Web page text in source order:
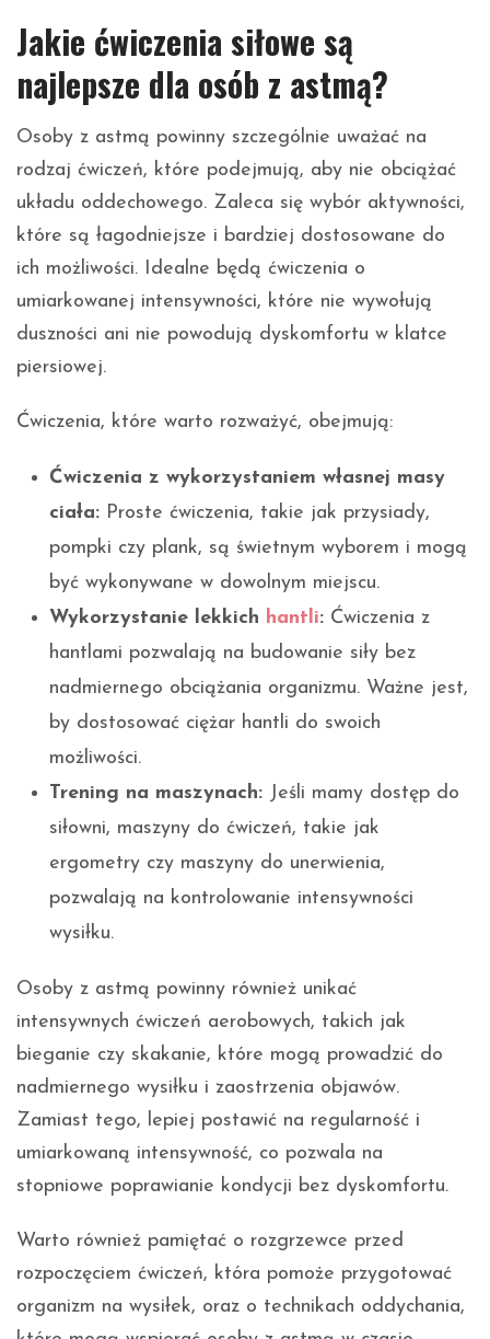
Jakie ćwiczenia siłowe są
najlepsze dla osób z astmą?
Osoby z astmą powinny szczególnie uważać na
rodzaj ćwiczeń, które podejmują, aby nie obciążać
układu oddechowego. Zaleca się wybór aktywności,
które są łagodniejsze i bardziej dostosowane do
ich możliwości. Idealne będą ćwiczenia o
umiarkowanej intensywności, które nie wywołują
duszności ani nie powodują dyskomfortu w klatce
piersiowej.
Ćwiczenia, które warto rozważyć, obejmują:
Ćwiczenia z wykorzystaniem własnej masy
ciała: Proste ćwiczenia, takie jak przysiady,
pompki czy plank, są świetnym wyborem i mogą
być wykonywane w dowolnym miejscu.
Wykorzystanie lekkich hantli: Ćwiczenia z
hantlami pozwalają na budowanie siły bez
nadmiernego obciążania organizmu. Ważne jest,
by dostosować ciężar hantli do swoich
możliwości.
Trening na maszynach: Jeśli mamy dostęp do
siłowni, maszyny do ćwiczeń, takie jak
ergometry czy maszyny do unerwienia,
pozwalają na kontrolowanie intensywności
wysiłku.
Osoby z astmą powinny również unikać
intensywnych ćwiczeń aerobowych, takich jak
bieganie czy skakanie, które mogą prowadzić do
nadmiernego wysiłku i zaostrzenia objawów.
Zamiast tego, lepiej postawić na regularność i
umiarkowaną intensywność, co pozwala na
stopniowe poprawianie kondycji bez dyskomfortu.
Warto również pamiętać o rozgrzewce przed
rozpoczęciem ćwiczeń, która pomoże przygotować
organizm na wysiłek, oraz o technikach oddychania,